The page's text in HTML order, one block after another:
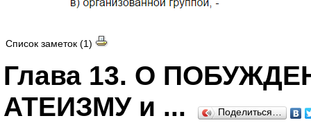
Список заметок (1)
Глава 13. О
АТЕИЗМУ и ...
Поделиться…